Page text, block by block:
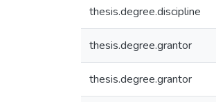
thesis.degree.discipline
thesis.degree.grantor
thesis.degree.grantor